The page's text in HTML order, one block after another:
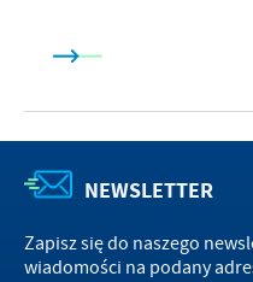
NEWSLETTER
Zapisz się do naszego
wiadomości na podany